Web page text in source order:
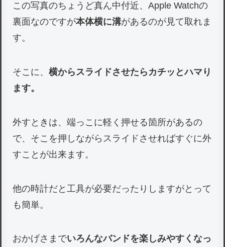
この写真のちょうど真ん中付近、Apple Watchの
裏面なのですが本体横に溝があるのが見て取れま
す。
そこに、横からスライドさせたらカチッとハマり
ます。
外すときは、端っこに軽く押せる箇所があるの
で、そこを押しながらスライドさせればすぐに外
すことが出来ます。
他の時計だと工具が必要だったりしますがとって
も簡単。
おかげさまでいろんなバンドを楽しみやすくなっ